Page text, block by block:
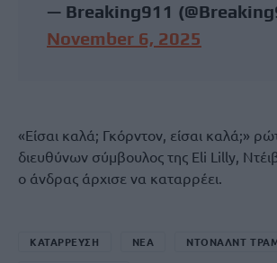
— Breaking911
November 6, 2025
«Είσαι καλά; Γκόρντον, είσαι καλά;»
διευθύνων σύμβουλος της Eli Lilly,
ο άνδρας άρχισε να καταρρέει.
ΚΑΤΑΡΡΕΥΣΗ ΝΕΑ ΝΤΟΝΑΛΝΤ